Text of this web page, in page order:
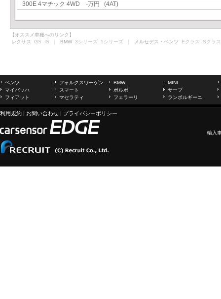
300E 4マチック 4WD -万円 (4AT)
【オススメ車種へのリンク】
レクサス GS IS ｜ BMW 3シリーズ 5シリーズ ｜ メルセデス・ベンツ Eクラス Sクラス
ベンツ フォルクスワーゲン BMW
MINI
マイバッハ
スマート ボルボ
サーブ
フィアット
マセラティ フェラーリ ランボルギーニ
利用規約 | お問い合わせ | プライバシーポリシー
輸入